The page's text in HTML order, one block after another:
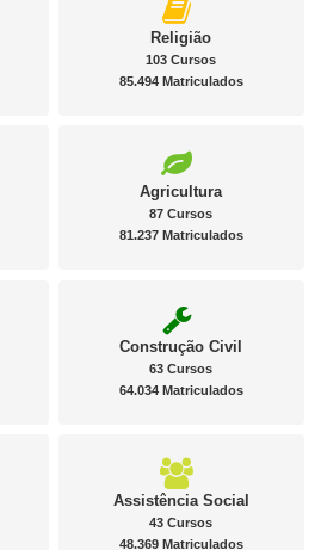
Religião
103 Cursos
85.494 Matriculados
Agricultura
87 Cursos
81.237 Matriculados
Construção Civil
63 Cursos
64.034 Matriculados
Assistência Social
43 Cursos
48.369 Matriculados